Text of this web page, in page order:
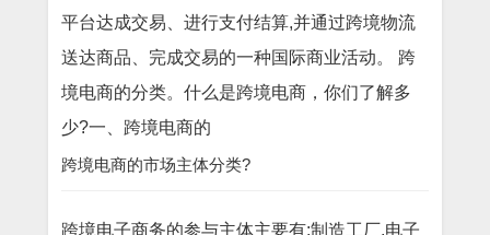
平台达成交易、进行支付结算,并通过跨境物流
送达商品、完成交易的一种国际商业活动。 跨
境电商的分类。什么是跨境电商，你们了解多
少?一、跨境电商的
跨境电商的市场主体分类?
跨境电子商务的参与主体主要有:制造工厂,电子